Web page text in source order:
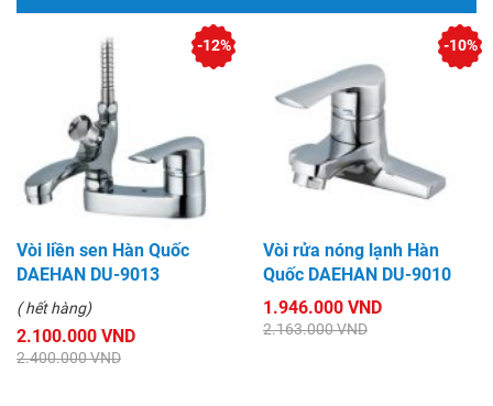
Vòi liền sen Hàn Quốc
DAEHAN DU-9013
( hết hàng)
2.100.000 VND
2.400.000 VND
-12%
Vòi rửa nóng lạnh Hàn
Quốc DAEHAN DU-9010
1.946.000 VND
2.163.000 VND
-10%